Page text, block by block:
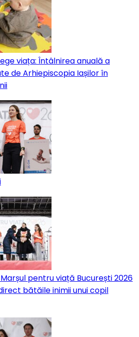
viața: Întâlnirea anuală a
de Arhiepiscopia Iașilor în
pentru viață București 2026
bătăile inimii unui copil